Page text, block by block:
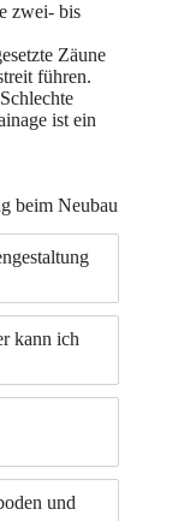
zwei- bis
Zäune
führen.
Schlechte
ist ein
beim Neubau
kann ich
und